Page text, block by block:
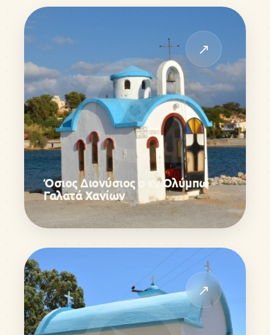
↗
Όσιος Διονύσιος ο εν Ολύμπω
Γαλατά Χανίων
↗